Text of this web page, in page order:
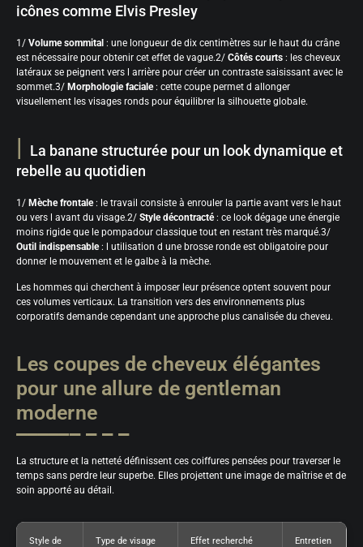
icônes comme Elvis Presley
1/ Volume sommital : une longueur de dix centimètres sur le haut du crâne
est nécessaire pour obtenir cet effet de vague.2/ Côtés courts : les cheveux
latéraux se peignent vers l arrière pour créer un contraste saisissant avec le
sommet.3/ Morphologie faciale: cette coupe permet d allonger
visuellement les visages ronds pour équilibrer la silhouette globale.
La banane structurée pour un look dynamique et
rebelle au quotidien
1/ Mèche frontale: le travail consiste à enrouler la partie avant vers le haut
ou vers l avant du visage.2/ Style décontracté: ce look dégage une énergie
moins rigide que le pompadour classique tout en restant très marqué.3/
Outil indispensable: l utilisation d une brosse ronde est obligatoire pour
donner le mouvement et le galbe à la mèche.
Les hommes qui cherchent à imposer leur présence optent souvent pour
ces volumes verticaux. La transition vers des environnements plus
corporatifs demande cependant une approche plus canalisée du cheveu.
Les coupes de cheveux élégantes
pour une allure de gentleman
moderne
La structure et la netteté définissent ces coiffures pensées pour traverser le
temps sans perdre leur superbe. Elles projettent une image de maîtrise et de
soin apporté au détail.
Style de
Type de visage
Effet recherché Entretien